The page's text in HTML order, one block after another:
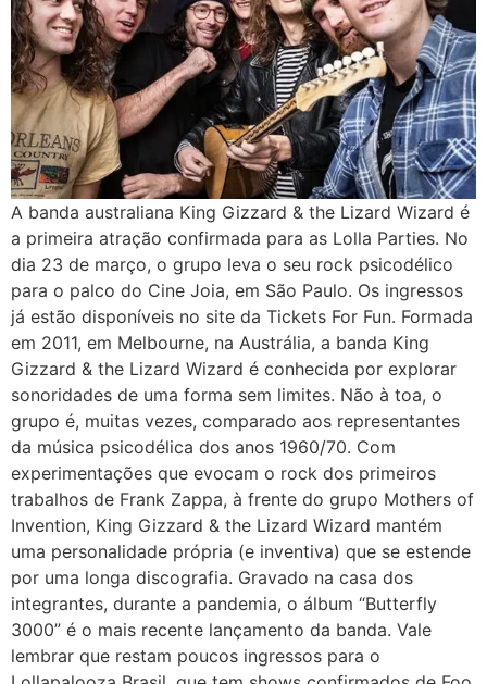
A banda australiana King Gizzard & the Lizard Wizard é
a primeira atração confirmada para as Lolla Parties. No
dia 23 de março, o grupo leva o seu rock psicodélico
para o palco do Cine Joia, em São Paulo. Os ingressos
já estão disponíveis no site da Tickets For Fun. Formada
em 2011, em Melbourne, na Austrália, a banda King
Gizzard & the Lizard Wizard é conhecida por explorar
sonoridades de uma forma sem limites. Não à toa, o
grupo é, muitas vezes, comparado aos representantes
da música psicodélica dos anos 1960/70. Com
experimentações que evocam o rock dos primeiros
trabalhos de Frank Zappa, à frente do grupo Mothers of
Invention, King Gizzard & the Lizard Wizard mantém
uma personalidade própria (e inventiva) que se estende
por uma longa discografia. Gravado na casa dos
integrantes, durante a pandemia, o álbum “Butterfly
3000” é o mais recente lançamento da banda. Vale
lembrar que restam poucos ingressos para o